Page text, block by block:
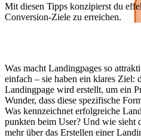
Mit diesen Tipps konzipierst du
Conversion-Ziele zu erreichen.
Was macht Landingpages so
einfach – sie haben ein klares Ziel:
Landingpage wird erstellt, um ein
Wunder, dass diese spezifische
Was kennzeichnet erfolgreiche
punkten beim User? Und wie sieht
mehr über das Erstellen einer